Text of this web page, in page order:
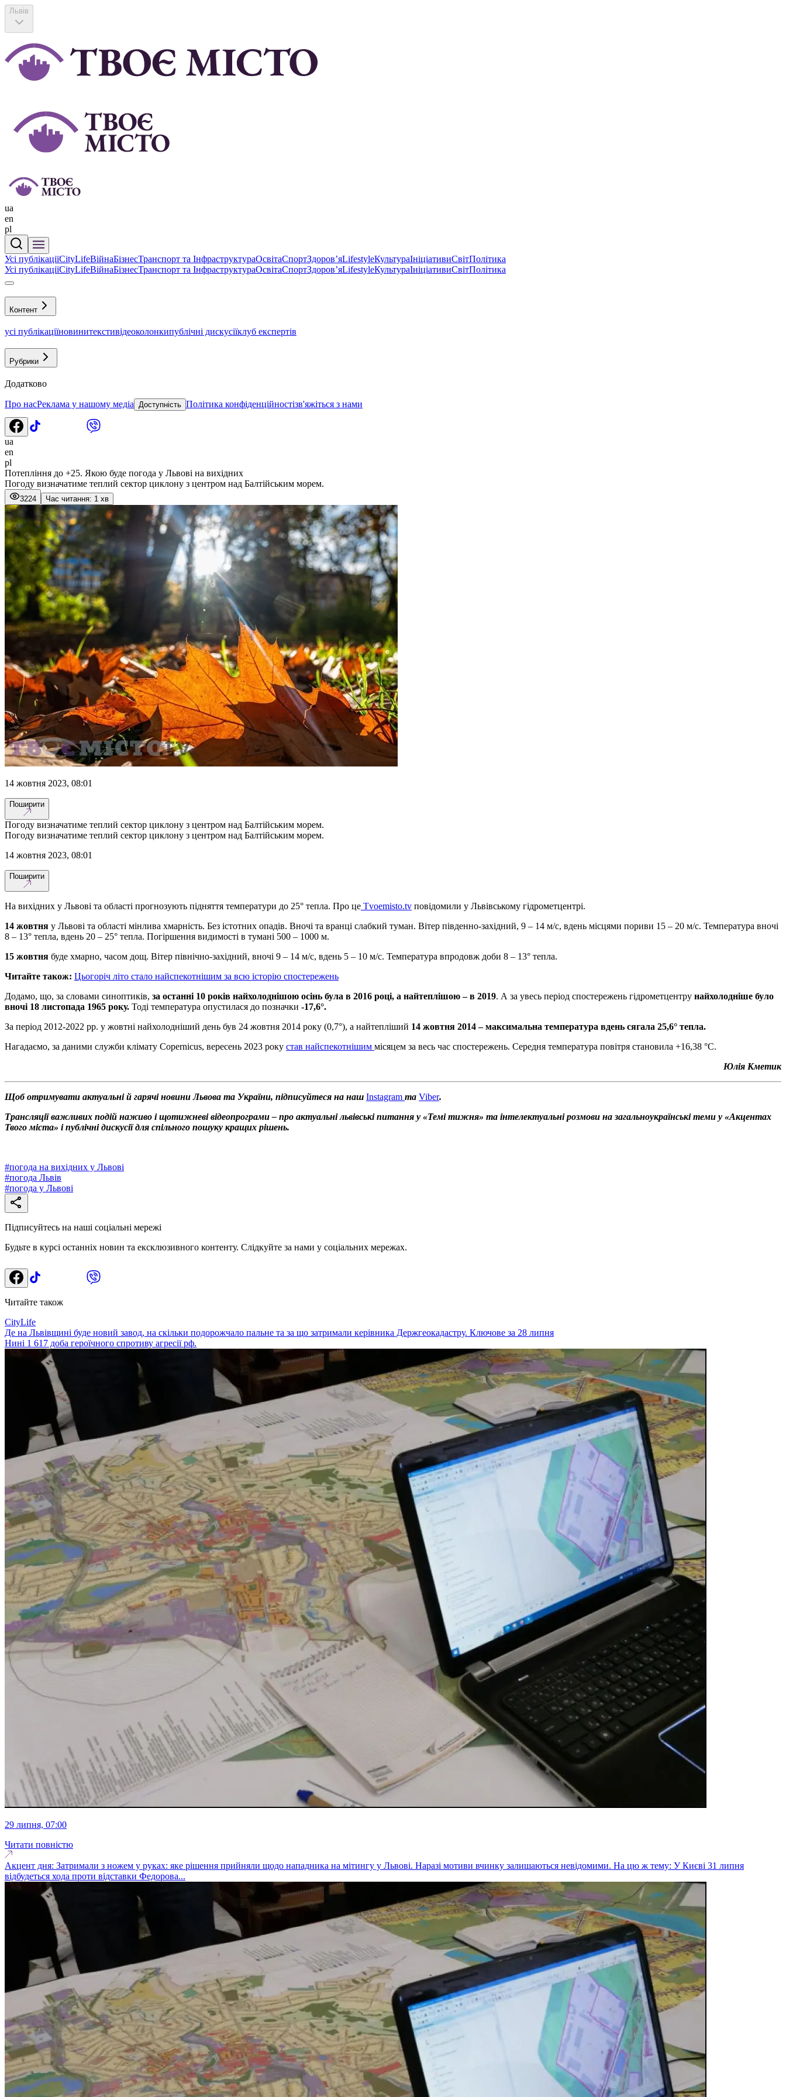
Львів
ua
en
pl
Усі публікаціїCityLifeВійнаБізнесТранспорт та ІнфраструктураОсвітаСпортЗдоровʼяLifestyleКультураІніціативиСвітПолітика
Усі публікаціїCityLifeВійнаБізнесТранспорт та ІнфраструктураОсвітаСпортЗдоровʼяLifestyleКультураІніціативиСвітПолітика
Контент
усі публікаціїновинитекстивідеоколонкипублічні дискусіїклуб експертів
Рубрики
Додатково
Про насРеклама у нашому медіа Доступність Політика конфіденційностізв'яжіться з нами
ua
en
pl
Потепління до +25. Якою буде погода у Львові на вихідних
Погоду визначатиме теплий сектор циклону з центром над Балтійським морем.
3224 Час читання: 1 хв
14 жовтня 2023, 08:01
Поширити
Погоду визначатиме теплий сектор циклону з центром над Балтійським морем.
Погоду визначатиме теплий сектор циклону з центром над Балтійським морем.
14 жовтня 2023, 08:01
Поширити
На вихідних у Львові та області прогнозують підняття температури до 25° тепла. Про це Tvoemisto.tv повідомили у Львівському гідрометцентрі.
14 жовтня у Львові та області мінлива хмарність. Без істотних опадів. Вночі та вранці слабкий туман. Вітер південно-західний, 9 – 14 м/с, вдень місцями пориви 15 – 20 м/с. Температура вночі
8 – 13° тепла, вдень 20 – 25° тепла. Погіршення видимості в тумані 500 – 1000 м.
15 жовтня буде хмарно, часом дощ. Вітер північно-західний, вночі 9 – 14 м/с, вдень 5 – 10 м/с. Температура впродовж доби 8 – 13° тепла.
Читайте також: Цьогоріч літо стало найспекотнішим за всю історію спостережень
Додамо, що, за словами синоптиків, за останні 10 років найхолоднішою осінь була в 2016 році, а найтеплішою – в 2019. А за увесь період спостережень гідрометцентру найхолодніше було
вночі 18 листопада 1965 року. Тоді температура опустилася до позначки -17,6°.
За період 2012-2022 рр. у жовтні найхолодніший день був 24 жовтня 2014 року (0,7°), а найтепліший 14 жовтня 2014 – максимальна температура вдень сягала 25,6° тепла.
Нагадаємо, за даними служби клімату Copernicus, вересень 2023 року став найспекотнішим місяцем за весь час спостережень. Середня температура повітря становила +16,38 °C.
Юлія Кметик
Щоб отримувати актуальні й гарячі новини Львова та України, підписуйтеся на наш Instagram та Viber.
Трансляції важливих подій наживо і щотижневі відеопрограми – про актуальні львівські питання у «Темі тижня» та інтелектуальні розмови на загальноукраїнські теми у «Акцентах
Твого міста» і публічні дискусії для спільного пошуку кращих рішень.
#погода на вихідних у Львові
#погода Львів
#погода у Львові
Підписуйтесь на наші соціальні мережі
Будьте в курсі останніх новин та ексклюзивного контенту. Слідкуйте за нами у соціальних мережах.
Читайте також
CityLife
Де на Львівщині буде новий завод, на скільки подорожчало пальне та за що затримали керівника Держгеокадастру. Ключове за 28 липня
Нині 1 617 доба героїчного спротиву агресії рф.
29 липня, 07:00
Читати повністю
Акцент дня: Затримали з ножем у руках: яке рішення прийняли щодо нападника на мітингу у Львові. Наразі мотиви вчинку залишаються невідомими. На цю ж тему: У Києві 31 липня
відбудеться хода проти відставки Федорова...